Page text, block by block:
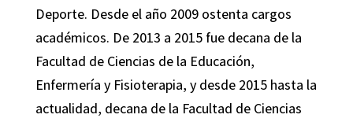
Deporte. Desde el año 2009 ostenta cargos
académicos. De 2013 a 2015 fue decana de la
Facultad de Ciencias de la Educación,
Enfermería y Fisioterapia, y desde 2015 hasta la
actualidad, decana de la Facultad de Ciencias